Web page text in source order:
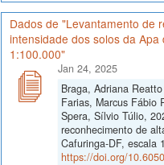
Dados de "Levantamento de
intensidade dos solos da Apa
1:100.000"
Jan 24, 2025
Braga, Adriana
Farias, Marcus Fábio
Spera, Sílvio Túlio,
reconhecimento de
Cafuringa-DF, escala
https://doi.org/